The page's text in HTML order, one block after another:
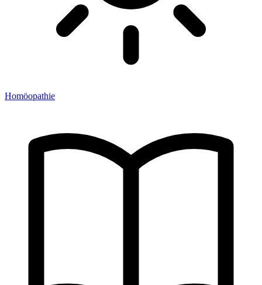
Homöopathie